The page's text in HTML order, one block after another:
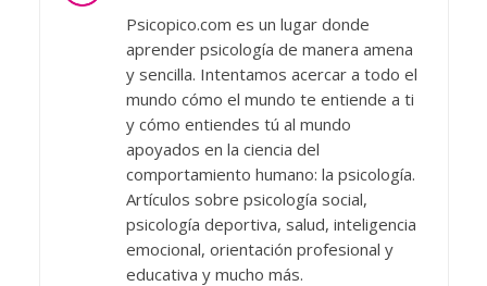
Psicopico.com es un lugar donde
aprender psicología de manera amena
y sencilla. Intentamos acercar a todo el
mundo cómo el mundo te entiende a ti
y cómo entiendes tú al mundo
apoyados en la ciencia del
comportamiento humano: la psicología.
Artículos sobre psicología social,
psicología deportiva, salud, inteligencia
emocional, orientación profesional y
educativa y mucho más.